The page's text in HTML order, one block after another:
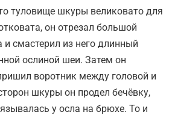
туловище шкуры великовато для
он отрезал большой
и смастерил из него длинный
ослиной шеи. Затем он
воротник между головой и
шкуры он продел бечёвку,
у осла на брюхе. То и